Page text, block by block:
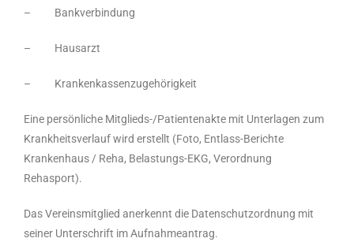
– Bankverbindung
– Hausarzt
– Krankenkassenzugehörigkeit
Eine persönliche Mitglieds-/Patientenakte mit Unterlagen zum
Krankheitsverlauf wird erstellt (Foto, Entlass-Berichte
Krankenhaus / Reha, Belastungs-EKG, Verordnung
Rehasport).
Das Vereinsmitglied anerkennt die Datenschutzordnung mit
seiner Unterschrift im Aufnahmeantrag.